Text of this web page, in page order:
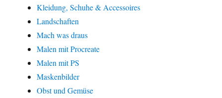
Kleidung, Schuhe & Accessoires
Landschaften
Mach was draus
Malen mit Procreate
Malen mit PS
Maskenbilder
Obst und Gemüse